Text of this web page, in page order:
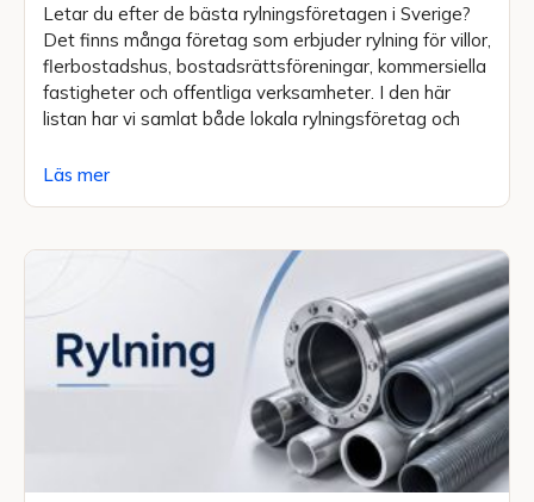
Letar du efter de bästa rylningsföretagen i Sverige?
Det finns många företag som erbjuder rylning för villor,
flerbostadshus, bostadsrättsföreningar, kommersiella
fastigheter och offentliga verksamheter. I den här
listan har vi samlat både lokala rylningsföretag och
Läs mer